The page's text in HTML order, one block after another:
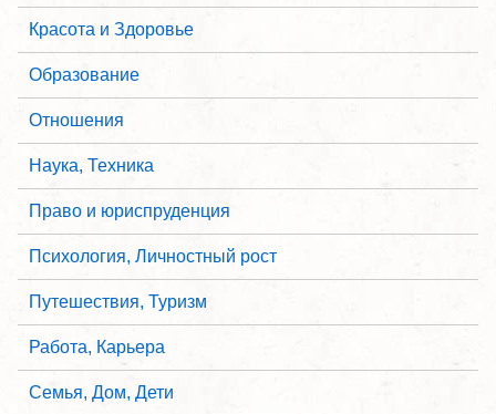
Красота и Здоровье
Образование
Отношения
Наука, Техника
Право и юриспруденция
Психология, Личностный рост
Путешествия, Туризм
Работа, Карьера
Семья, Дом, Дети